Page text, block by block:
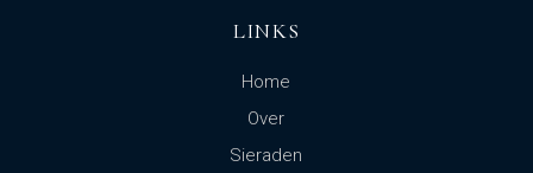
LINKS
Home
Over
Sieraden